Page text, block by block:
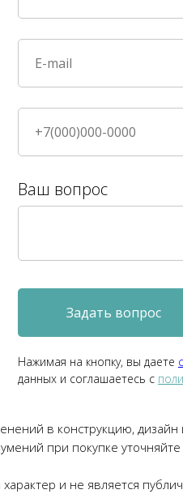
Ваш вопрос
Задать вопрос
Нажимая на кнопку, вы даете
данных и соглашаетесь c
в конструкцию,
при покупке
и не является